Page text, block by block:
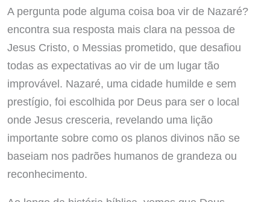
A pergunta pode alguma coisa boa vir de Nazaré?
encontra sua resposta mais clara na pessoa de
Jesus Cristo, o Messias prometido, que desafiou
todas as expectativas ao vir de um lugar tão
improvável. Nazaré, uma cidade humilde e sem
prestígio, foi escolhida por Deus para ser o local
onde Jesus cresceria, revelando uma lição
importante sobre como os planos divinos não se
baseiam nos padrões humanos de grandeza ou
reconhecimento.